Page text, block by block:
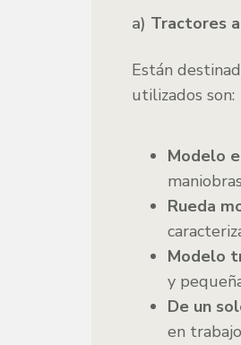
a) Tractores
Están
utilizados son:
Modelo
Rueda
Modelo
y
De un
en